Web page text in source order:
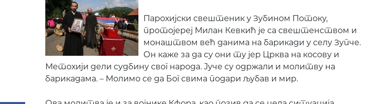
Парохијски свештеник у Зубином Потоку,
протојереј Милан Кевкић је са свештенством и
монаштвом већ данима на барикади у селу Зупче.
Он каже за да су они ту јер Црква на косову и
Метохији дели судбину свог народа. Јуче су одржали и молитву на
барикадама. – Молимо се да Бог свима подари љубав и мир.